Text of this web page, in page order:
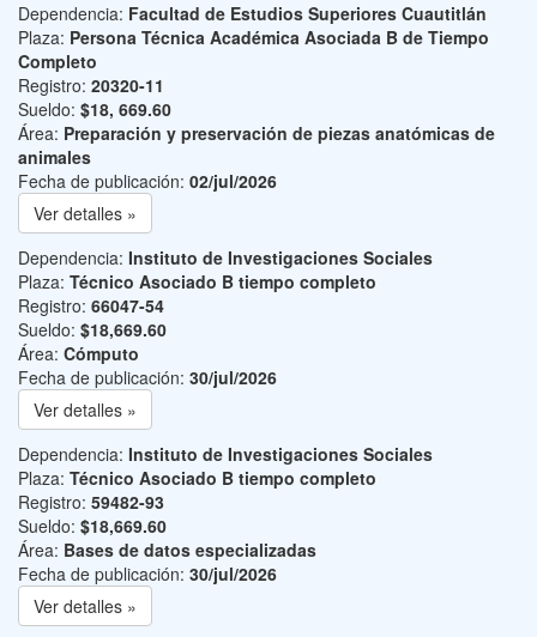
Dependencia: Facultad de Estudios Superiores Cuautitlán
Plaza: Persona Técnica Académica Asociada B de Tiempo
Completo
Registro: 20320-11
Sueldo: $18, 669.60
Área: Preparación y preservación de piezas anatómicas de
animales
Fecha de publicación: 02/jul/2026
Ver detalles »
Dependencia: Instituto de Investigaciones Sociales
Plaza: Técnico Asociado B tiempo completo
Registro: 66047-54
Sueldo: $18,669.60
Área: Cómputo
Fecha de publicación: 30/jul/2026
Ver detalles »
Dependencia: Instituto de Investigaciones Sociales
Plaza: Técnico Asociado B tiempo completo
Registro: 59482-93
Sueldo: $18,669.60
Área: Bases de datos especializadas
Fecha de publicación: 30/jul/2026
Ver detalles »